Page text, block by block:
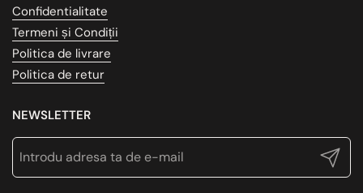
Confidentialitate
Termeni și Condiții
Politica de livrare
Politica de retur
NEWSLETTER